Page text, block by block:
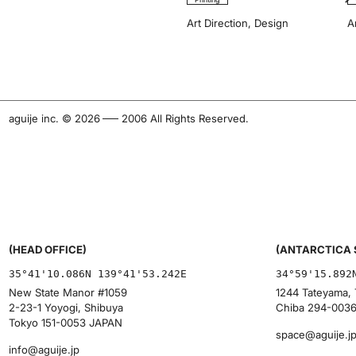
Art Direction, Design
aguije inc. ©︎ 2026- 2006 All Rights Reserved.
(HEAD OFFICE)
35°41'10.086N 139°41'53.242E
New State Manor #1059
2-23-1 Yoyogi, Shibuya
Tokyo 151-0053 JAPAN
info@aguije.jp
(ANTARCTICA
1244 Tateyama,
Chiba 294-
space@aguije.jp